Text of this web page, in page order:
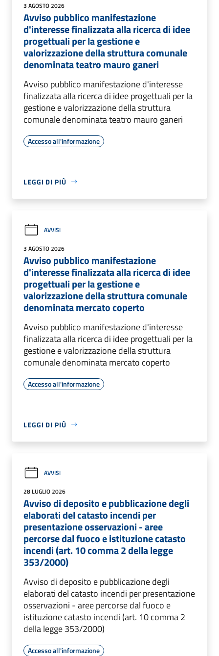
3 AGOSTO 2026
Avviso pubblico manifestazione
d'interesse finalizzata alla ricerca di idee
progettuali per la gestione e
valorizzazione della struttura comunale
denominata teatro mauro ganeri
Avviso pubblico manifestazione d'interesse
finalizzata alla ricerca di idee progettuali per la
gestione e valorizzazione della struttura
comunale denominata teatro mauro ganeri
Accesso all'informazione
LEGGI DI PIÙ
AVVISI
3 AGOSTO 2026
Avviso pubblico manifestazione
d'interesse finalizzata alla ricerca di idee
progettuali per la gestione e
valorizzazione della struttura comunale
denominata mercato coperto
Avviso pubblico manifestazione d'interesse
finalizzata alla ricerca di idee progettuali per la
gestione e valorizzazione della struttura
comunale denominata mercato coperto
Accesso all'informazione
LEGGI DI PIÙ
AVVISI
28 LUGLIO 2026
Avviso di deposito e pubblicazione degli
elaborati del catasto incendi per
presentazione osservazioni - aree
percorse dal fuoco e istituzione catasto
incendi (art. 10 comma 2 della legge
353/2000)
Avviso di deposito e pubblicazione degli
elaborati del catasto incendi per presentazione
osservazioni - aree percorse dal fuoco e
istituzione catasto incendi (art. 10 comma 2
della legge 353/2000)
Accesso all'informazione